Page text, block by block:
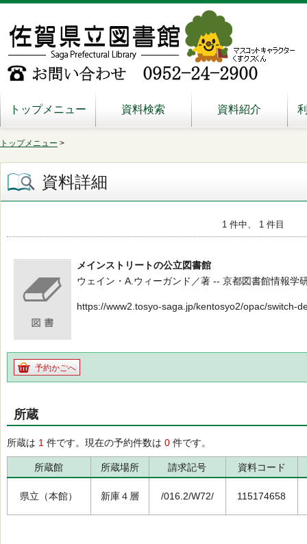
トップメニュー 資料検索 資料紹介
トップメニュー >
資料詳細
1 件中、 1 件目
メインストリートの公立図書館
ウェイン・A.ウィーガンド／著 -- 京都図書館情報
https://www2.tosyo-saga.jp/kentosyo2/opac/switch-
予約かごへ
所蔵
所蔵は 1 件です。現在の予約件数は 0 件です。
所蔵館 所蔵場所 請求記号 資料コード
県立（本館） 新庫４層 /016.2/W72/ 115174658